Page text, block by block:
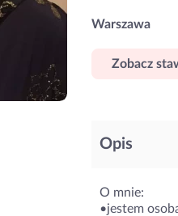
Warszawa
Zobacz
Opis
O mnie:
•jestem